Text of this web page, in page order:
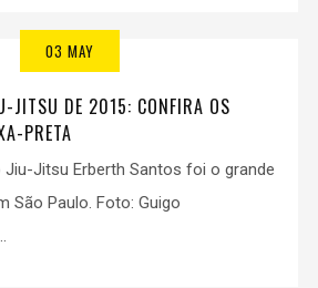
03 MAY
JITSU DE 2015: CONFIRA OS
PRETA
Jitsu Erberth Santos foi o grande
São Paulo. Foto: Guigo